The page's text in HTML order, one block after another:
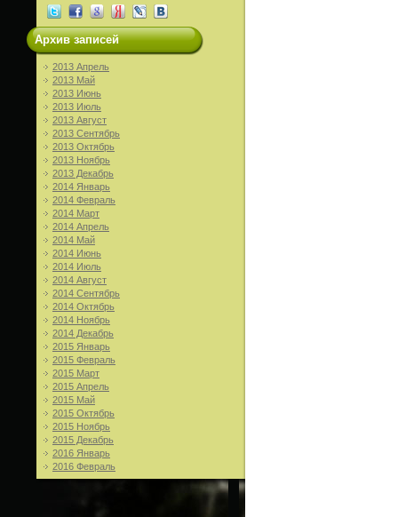
Архив записей
2013 Апрель
2013 Май
2013 Июнь
2013 Июль
2013 Август
2013 Сентябрь
2013 Октябрь
2013 Ноябрь
2013 Декабрь
2014 Январь
2014 Февраль
2014 Март
2014 Апрель
2014 Май
2014 Июнь
2014 Июль
2014 Август
2014 Сентябрь
2014 Октябрь
2014 Ноябрь
2014 Декабрь
2015 Январь
2015 Февраль
2015 Март
2015 Апрель
2015 Май
2015 Октябрь
2015 Ноябрь
2015 Декабрь
2016 Январь
2016 Февраль